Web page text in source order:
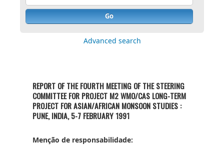
Go
Advanced search
REPORT OF THE FOURTH MEETING OF THE STEERING
COMMITTEE FOR PROJECT M2 WMO/CAS LONG-TERM
PROJECT FOR ASIAN/AFRICAN MONSOON STUDIES :
PUNE, INDIA, 5-7 FEBRUARY 1991
Menção de responsabilidade: